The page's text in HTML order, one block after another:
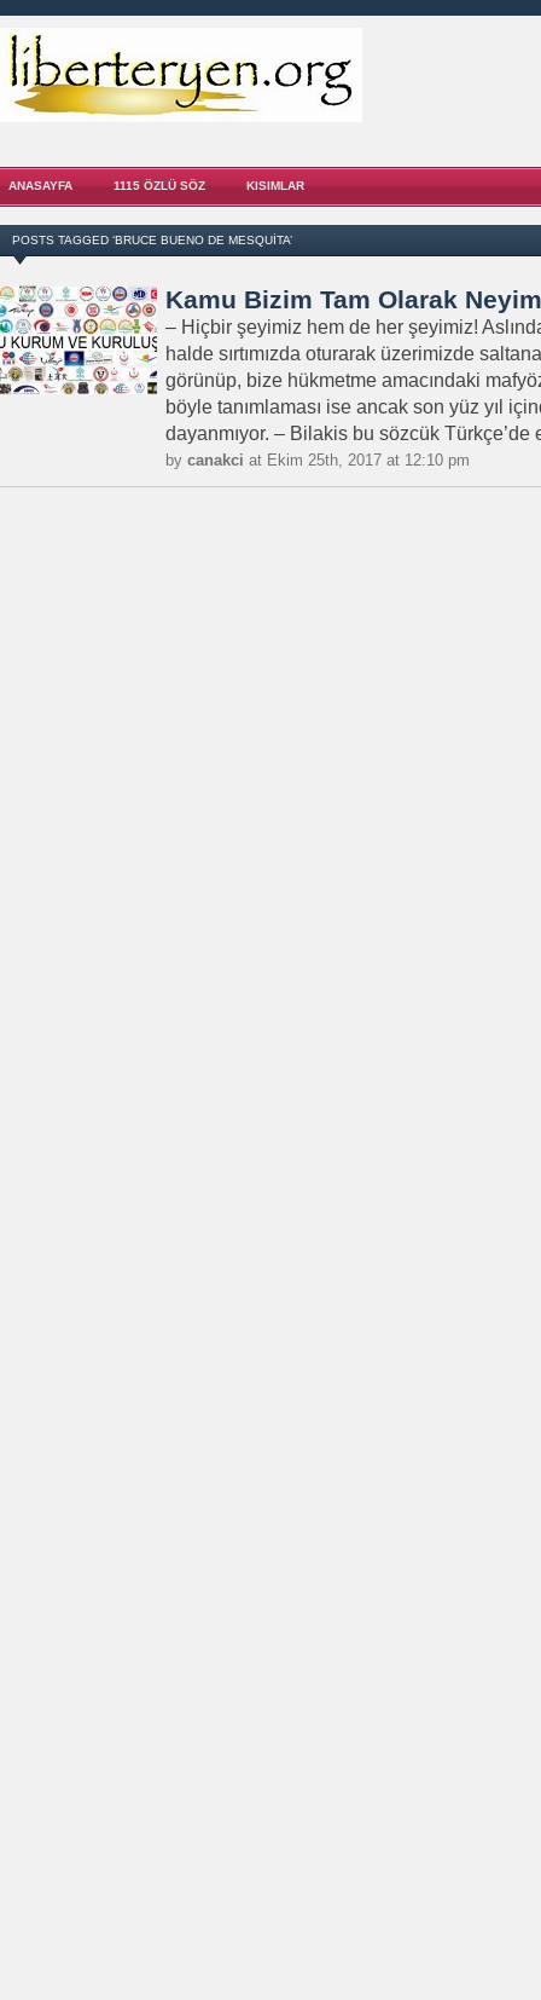
ANASAYFA 1115 ÖZLÜ SÖZ KISIMLAR
POSTS TAGGED ‘BRUCE BUENO DE MESQUITA’
Kamu Bizim Tam Olarak
– Hiçbir şeyimiz hem de her şeyimiz!
halde sırtımızda oturarak üzerimizde
görünüp, bize hükmetme amacındaki
böyle tanımlaması ise ancak son yüz yıl
dayanmıyor. – Bilakis bu sözcük Türkçe’de
by canakci at Ekim 25th, 2017 at 12:10 pm